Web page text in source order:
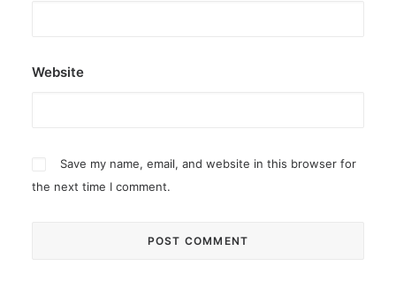
Website
Save my name, email, and website in this browser for
the next time I comment.